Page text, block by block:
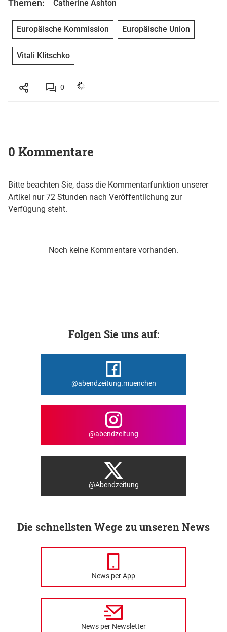
Themen: Catherine Ashton
Europäische Kommission Europäische Union
Vitali Klitschko
0
0 Kommentare
Bitte beachten Sie, dass die Kommentarfunktion unserer
Artikel nur 72 Stunden nach Veröffentlichung zur
Verfügung steht.
Noch keine Kommentare vorhanden.
Folgen Sie uns auf:
@abendzeitung.muenchen
@abendzeitung
@Abendzeitung
Die schnellsten Wege zu unseren News
News per App
News per Newsletter